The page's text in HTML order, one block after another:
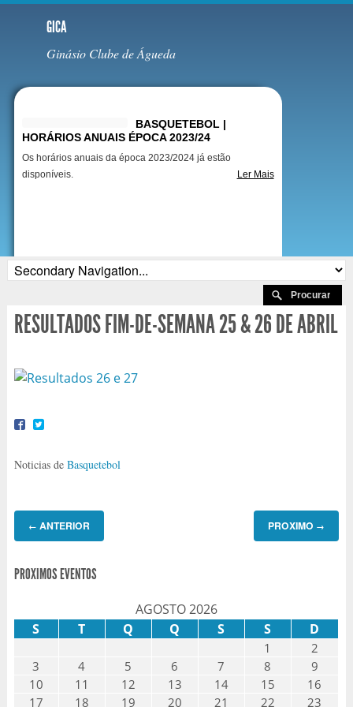
GICA
Ginásio Clube de Águeda
BASQUETEBOL |
HORÁRIOS ANUAIS ÉPOCA 2023/24
Os horários anuais da época 2023/2024 já estão
disponíveis.
Ler Mais
RESULTADOS FIM-DE-SEMANA 25 & 26 DE ABRIL
Noticias de Basquetebol
← ANTERIOR PROXIMO →
PROXIMOS EVENTOS
AGOSTO 2026
S
T Q Q S S D
1
2
3
4 5 6 7 8
9
10
11 12 13 14 15
16
17
18 19 20 21 22 23